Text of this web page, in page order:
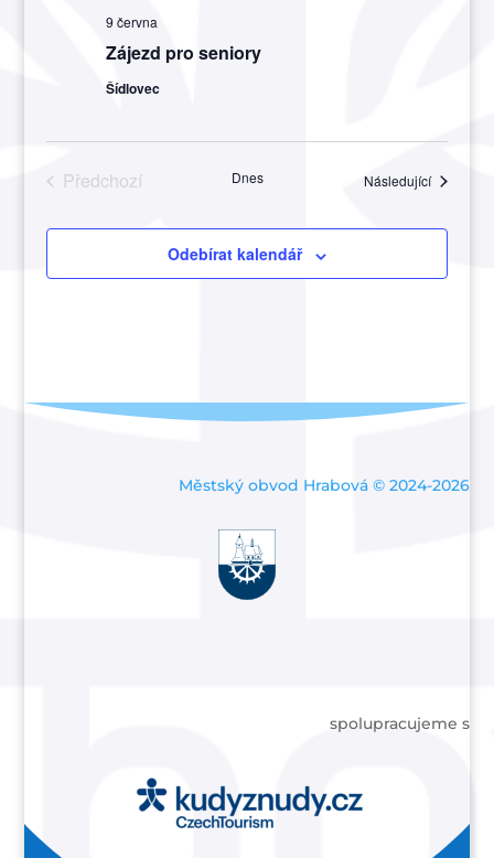
Zájezd pro seniory
9 června
Šídlovec
Předchozí
Dnes NásledujícíAkce
Odebírat kalendář
Městský obvod Hrabová © 2024-2026
spolupracujeme s